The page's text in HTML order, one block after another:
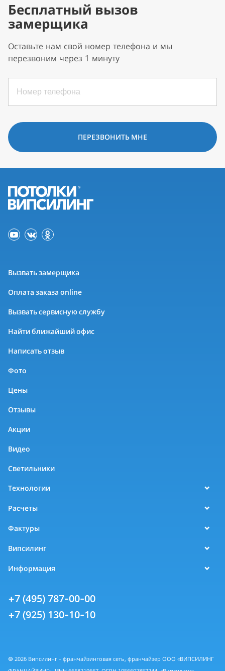
Бесплатный вызов
замерщика
Оставьте нам свой номер телефона и мы
перезвоним через 1 минуту
ПЕРЕЗВОНИТЬ МНЕ
Вызвать замерщика
Оплата заказа online
Вызвать сервисную службу
Найти ближайший офис
Написать отзыв
Фото
Цены
Отзывы
Акции
Видео
Светильники
Технологии
Расчеты
Фактуры
Випсилинг
Информация
+7 (495) 787-00-00
+7 (925) 130-10-10
© 2026 Випсилинг - франчайзинговая сеть, франчайзер ООО «ВИПСИЛИНГ